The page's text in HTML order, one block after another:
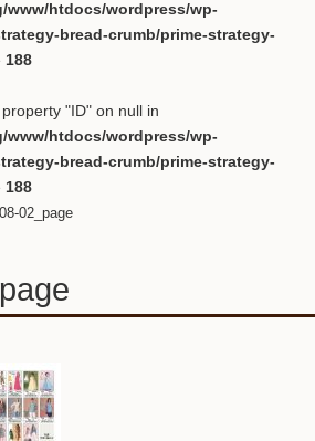
www/htdocs/wordpress/wp-
bread-crumb/prime-strategy-
188
"ID" on null in
www/htdocs/wordpress/wp-
bread-crumb/prime-strategy-
188
02_page